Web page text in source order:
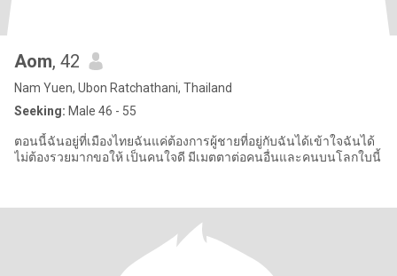
Aom, 42
Nam Yuen, Ubon Ratchathani, Thailand
Seeking: Male 46 - 55
ตอนนี้ฉันอยู่ที่เมืองไทยฉันแค่ต้องการผู้ชายที่อยู่กับฉันได้เข้าใจฉันได้
ไม่ต้องรวยมากขอให้ เป็นคนใจดี มีเมตตาต่อคนอื่นและคนบนโลกใบนี้